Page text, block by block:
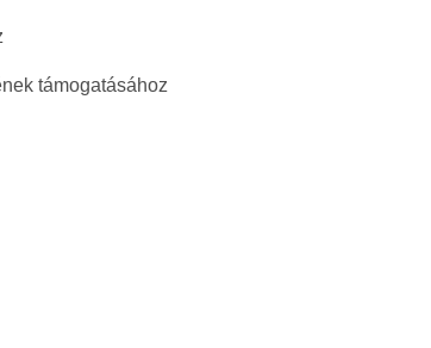
támogatásához